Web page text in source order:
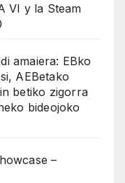
VI y la Steam
amaiera: EBko
AEBetako
betiko zigorra
bideojoko
–